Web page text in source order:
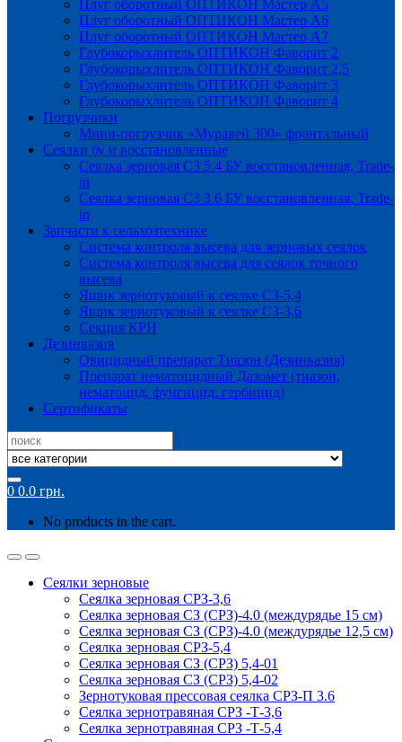
Плуг оборотный ОПТИКОН Мастер А5
Плуг оборотный ОПТИКОН Мастер А6
Плуг оборотный ОПТИКОН Мастер А7
Глубокорыхлитель ОПТИКОН Фаворит 2
Глубокорыхлитель ОПТИКОН Фаворит 2,5
Глубокорыхлитель ОПТИКОН Фаворит 3
Глубокорыхлитель ОПТИКОН Фаворит 4
Погрузчики
Мини-погрузчик «Муравей 300» фронтальный
Сеялки бу и восстановленные
Сеялка зерновая СЗ 5.4 БУ восстановленная, Trade-
in
Сеялка зерновая СЗ 3.6 БУ восстановленная, Trade-
in
Запчасти к сельхозтехнике
Система контроля высева для зерновых сеялок
Система контроля высева для сеялок точного
высева
Ящик зернотуковый к сеялке СЗ-5,4
Ящик зернотуковый к сеялке СЗ-3,6
Секция КРН
Дезинвазия
Овицидный препарат Тиазон (Дезинвазия)
Препарат нематоцидный Дазомет (тиазон,
нематоцид, фунгицид, гербицид)
Сертификаты
Search
for:
0 0.0 грн.
No products in the cart.
Сеялки зерновые
Сеялка зерновая СРЗ-3,6
Сеялка зерновая СЗ (СРЗ)-4.0 (междурядье 15 см)
Сеялка зерновая СЗ (СРЗ)-4.0 (междурядье 12,5 см)
Сеялка зерновая СРЗ-5,4
Сеялка зерновая СЗ (СРЗ) 5,4-01
Сеялка зерновая СЗ (СРЗ) 5,4-02
Зернотуковая прессовая сеялка СРЗ-П 3.6
Сеялка зернотравяная СРЗ -Т-3,6
Сеялка зернотравяная СРЗ -Т-5,4